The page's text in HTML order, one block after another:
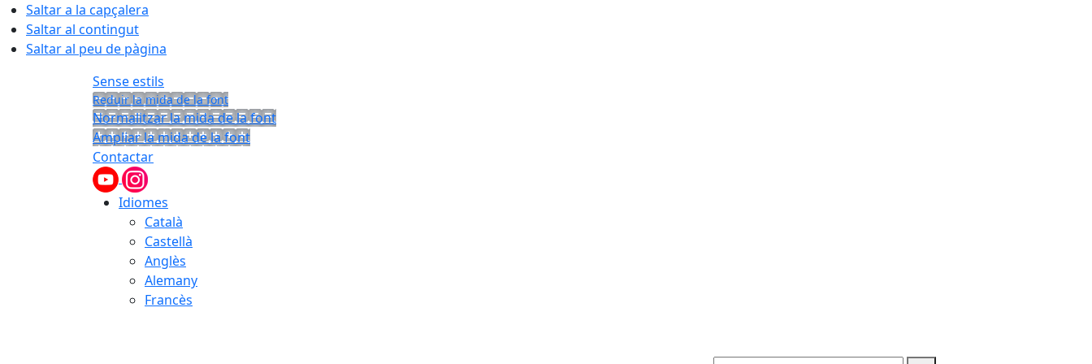
Saltar a la capçalera
Saltar al contingut
Saltar al peu de pàgina
Sense estils
Reduir la mida de la font
Normalitzar la mida de la font
Ampliar la mida de la font
Contactar
Idiomes
Català
Castellà
Anglès
Alemany
Francès